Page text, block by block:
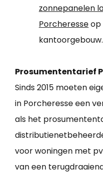
zonnepanelen
Porcheresseop
kantoorgebouw.
Prosumententarief
Sinds 2015 moeten
in Porcheresse een
als het
voor woningen met
van een